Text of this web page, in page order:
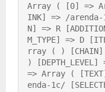
Array ( [0] =>
INK] => /arenda-
N] => R
M_TYPE] => D
rray ( ) [CHAIN]
)
=> Array (
enda-1c/